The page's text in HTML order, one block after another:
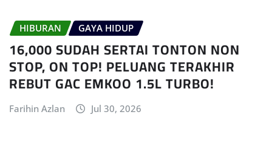
HIBURAN GAYA HIDUP
16,000 SUDAH SERTAI TONTON NON
STOP, ON TOP! PELUANG TERAKHIR
REBUT GAC EMKOO 1.5L TURBO!
Farihin Azlan Jul 30, 2026